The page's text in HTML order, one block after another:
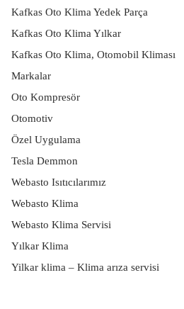
Kafkas Oto Klima Yedek Parça
Kafkas Oto Klima Yılkar
Kafkas Oto Klima, Otomobil Kliması
Markalar
Oto Kompresör
Otomotiv
Özel Uygulama
Tesla Demmon
Webasto Isıtıcılarımız
Webasto Klima
Webasto Klima Servisi
Yılkar Klima
Yilkar klima – Klima arıza servisi